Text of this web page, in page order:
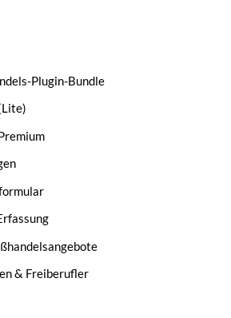
Plugin-Bundle
& Freiberufler